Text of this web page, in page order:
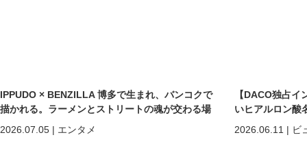
IPPUDO × BENZILLA 博多で生まれ、バンコクで
描かれる。ラーメンとストリートの魂が交わる場
2026.07.05 | エンタメ
【DACO独占
いヒアルロン酸
しくなる」だ
めの美容医療
2026.06.11 | ビ